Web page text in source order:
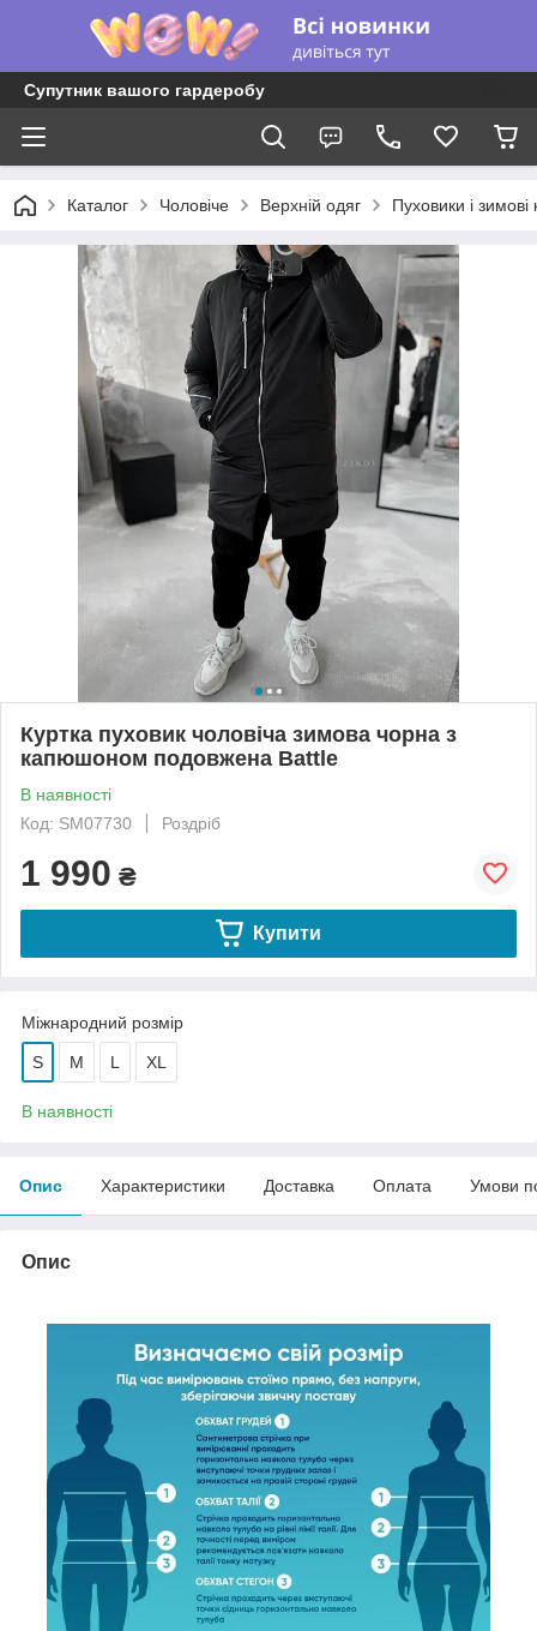
Супутник вашого гардеробу
Каталог Чоловіче Верхній одяг Пуховики і зимові
Куртка пуховик чоловіча зимова чорна з
капюшоном подовжена Battle
В наявності
Код: SM07730
Роздріб
1 990 ₴
Купити
Міжнародний розмір
S M L XL
В наявності
Опис Характеристики Доставка Оплата Умови
Опис